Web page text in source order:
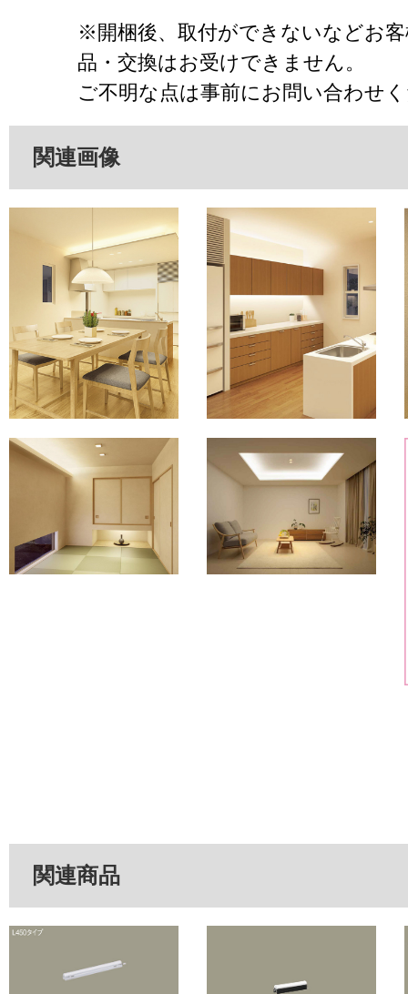
※開梱後、取付ができないなどお
品・交換はお受けできません。
ご不明な点は事前にお問い合わせ
関連画像
関連商品